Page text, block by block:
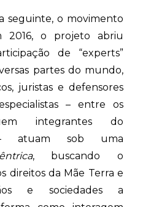
seguinte, o movimento
2016, o projeto abriu
de “experts”
partes do mundo,
juristas e defensores
– entre os
integrantes do
– atuam sob uma
, buscando o
direitos da Mãe Terra e
e sociedades a